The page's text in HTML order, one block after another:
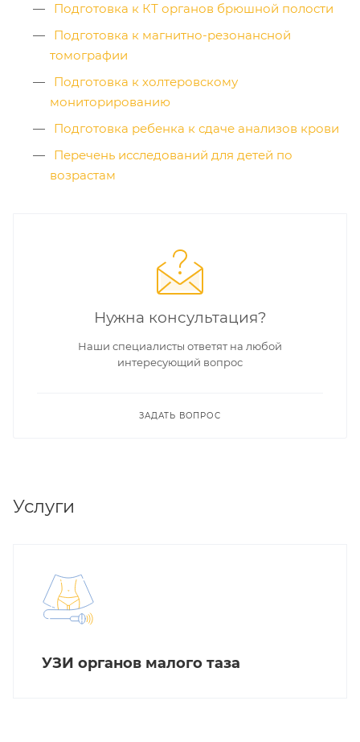
Подготовка к КТ органов брюшной полости
Подготовка к магнитно-резонансной
томографии
Подготовка к холтеровскому
мониторированию
Подготовка ребенка к сдаче анализов крови
Перечень исследований для детей по
возрастам
Нужна консультация?
Наши специалисты ответят на любой
интересующий вопрос
ЗАДАТЬ ВОПРОС
Услуги
УЗИ органов малого таза